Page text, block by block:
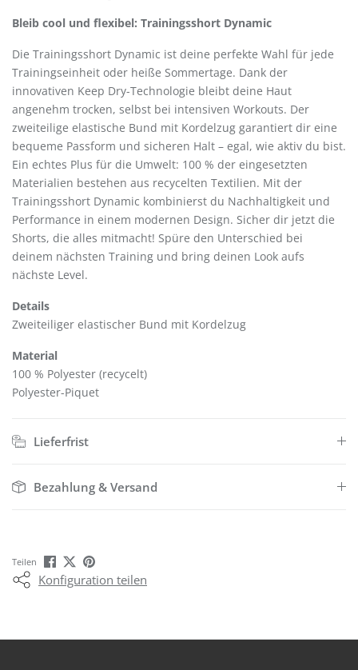
Bleib cool und flexibel: Trainingsshort Dynamic
Die Trainingsshort Dynamic ist deine perfekte Wahl für jede
Trainingseinheit oder heiße Sommertage. Dank der
innovativen Keep Dry-Technologie bleibt deine Haut
angenehm trocken, selbst bei intensiven Workouts. Der
zweiteilige elastische Bund mit Kordelzug garantiert dir eine
bequeme Passform und sicheren Halt – egal, wie aktiv du bist.
Ein echtes Plus für die Umwelt: 100 % der eingesetzten
Materialien bestehen aus recycelten Textilien. Mit der
Trainingsshort Dynamic kombinierst du Nachhaltigkeit und
Performance in einem modernen Design. Sicher dir jetzt die
Shorts, die alles mitmacht! Spüre den Unterschied bei
deinem nächsten Training und bring deinen Look aufs
nächste Level.
Details
Zweiteiliger elastischer Bund mit Kordelzug
Material
100 % Polyester (recycelt)
Polyester-Piquet
Lieferfrist
Bezahlung & Versand
Teilen
Konfiguration teilen